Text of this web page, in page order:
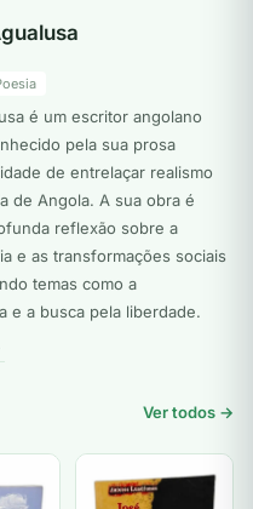
é um escritor angolano
pela sua prosa
de entrelaçar realismo
de Angola. A sua obra é
reflexão sobre a
e as transformações sociais
temas como a
e a busca pela liberdade.
Ver todos →